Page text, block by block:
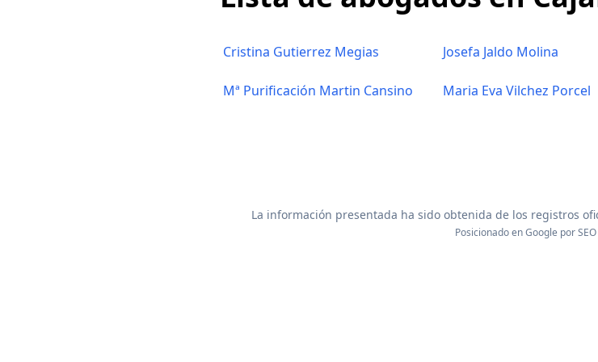
Cristina Gutierrez Megias Josefa Jaldo Molina
Mª Purificación Martin Cansino Maria Eva Vilchez Porcel
La información presentada ha sido obtenida de los registros
Posicionado en Google por